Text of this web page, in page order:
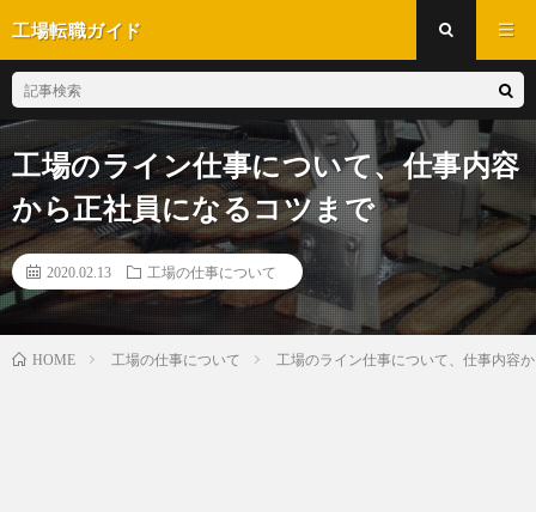
工場転職ガイド
工場のライン仕事について、仕事内容
から正社員になるコツまで
2020.02.13 工場の仕事について
HOME 工場の仕事について 工場のライン仕事について、仕事内容